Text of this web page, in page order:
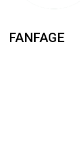
FANFAGE